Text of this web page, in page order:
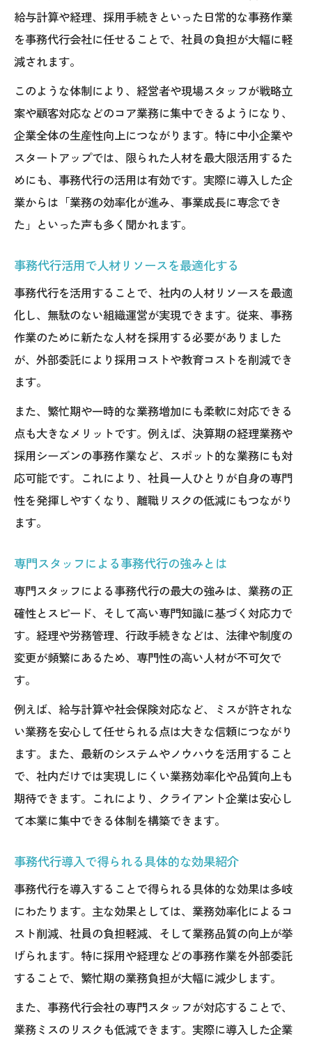
給与計算や経理、採用手続きといった日常的な事務作業
を事務代行会社に任せることで、社員の負担が大幅に軽
減されます。
このような体制により、経営者や現場スタッフが戦略立
案や顧客対応などのコア業務に集中できるようになり、
企業全体の生産性向上につながります。特に中小企業や
スタートアップでは、限られた人材を最大限活用するた
めにも、事務代行の活用は有効です。実際に導入した企
業からは「業務の効率化が進み、事業成長に専念でき
た」といった声も多く聞かれます。
事務代行活用で人材リソースを最適化する
事務代行を活用することで、社内の人材リソースを最適
化し、無駄のない組織運営が実現できます。従来、事務
作業のために新たな人材を採用する必要がありました
が、外部委託により採用コストや教育コストを削減でき
ます。
また、繁忙期や一時的な業務増加にも柔軟に対応できる
点も大きなメリットです。例えば、決算期の経理業務や
採用シーズンの事務作業など、スポット的な業務にも対
応可能です。これにより、社員一人ひとりが自身の専門
性を発揮しやすくなり、離職リスクの低減にもつながり
ます。
専門スタッフによる事務代行の強みとは
専門スタッフによる事務代行の最大の強みは、業務の正
確性とスピード、そして高い専門知識に基づく対応力で
す。経理や労務管理、行政手続きなどは、法律や制度の
変更が頻繁にあるため、専門性の高い人材が不可欠で
す。
例えば、給与計算や社会保険対応など、ミスが許されな
い業務を安心して任せられる点は大きな信頼につながり
ます。また、最新のシステムやノウハウを活用すること
で、社内だけでは実現しにくい業務効率化や品質向上も
期待できます。これにより、クライアント企業は安心し
て本業に集中できる体制を構築できます。
事務代行導入で得られる具体的な効果紹介
事務代行を導入することで得られる具体的な効果は多岐
にわたります。主な効果としては、業務効率化によるコ
スト削減、社員の負担軽減、そして業務品質の向上が挙
げられます。特に採用や経理などの事務作業を外部委託
することで、繁忙期の業務負担が大幅に減少します。
また、事務代行会社の専門スタッフが対応することで、
業務ミスのリスクも低減できます。実際に導入した企業